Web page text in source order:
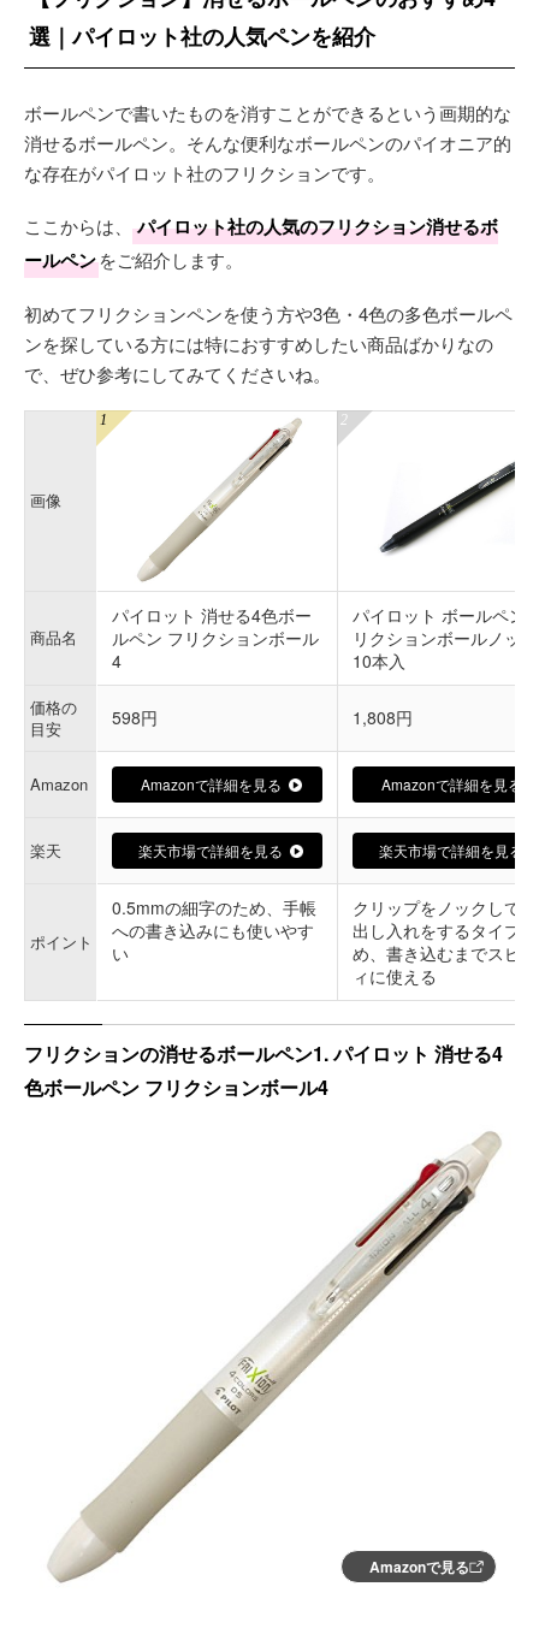
選｜パイロット社の人気ペンを紹介
ボールペンで書いたものを消すことができるという画期的な
消せるボールペン。そんな便利なボールペンのパイオニア的
な存在がパイロット社のフリクションです。
ここからは、
パイロット社の人気のフリクション消せるボ
ールペンをご紹介します。
初めてフリクションペンを使う方や3色・4色の多色ボールペ
ンを探している方には特におすすめしたい商品ばかりなの
で、ぜひ参考にしてみてくださいね。
画像
商品名
パイロット 消せる4色ボー
ルペン フリクションボール
4
パイロット ボールペン
リクションボールノッ
10本入
価格の
目安
598円 1,808円
Amazon Amazonで詳細を見る Amazonで詳細を見る
楽天 楽天市場で詳細を見る 楽天市場で詳細を見る
ポイント
0.5mmの細字のため、手帳
への書き込みにも使いやす
い
クリップをノックして
出し入れをするタイプ
め、書き込むまでスピ
ィに使える
フリクションの消せるボールペン1. パイロット 消せる4
色ボールペン フリクションボール4
Amazonで見る